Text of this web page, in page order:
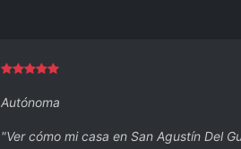
Autónoma
"Ver cómo mi casa en San Agustín Del